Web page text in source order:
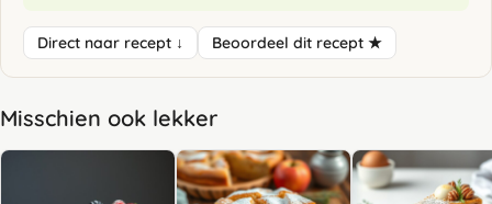
Direct naar recept ↓ Beoordeel dit recept ★
Misschien ook lekker